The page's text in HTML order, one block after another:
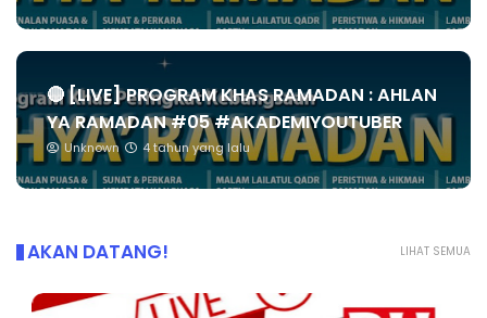
🔴 [LIVE] PROGRAM KHAS RAMADAN : AHLAN
YA RAMADAN #05 #AKADEMIYOUTUBER
Unknown 4 tahun yang lalu
LIHAT SEMUA
AKAN DATANG!